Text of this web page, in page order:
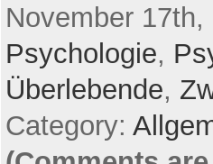
November
Psychologie,
Überlebende,
Category: